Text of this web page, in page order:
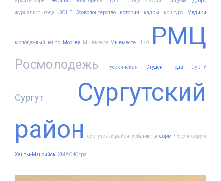
журналист года ЗОНТ Зооволонтерство история кадры конкурс Медики
молодежный центр Москва МЫвместе Мывместе НКО РМЦ
Росмолодежь Русскинская Студент года СурГУ
Сургут
Сургутский
район
сургутский район урбанисты форм Форум форум
Ханты-Мансийск ХМАО-Югра